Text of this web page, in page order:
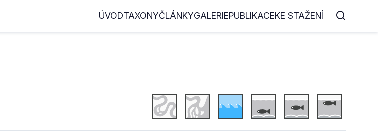
ÚVODTAXONYČLÁNKYGALERIEPUBLIKACEKE STAŽENÍ